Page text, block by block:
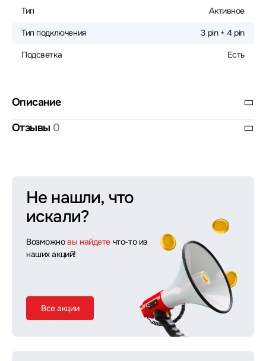
Тип Активное
Тип подключения 3 pin + 4 pin
Подсветка Есть
Описание
Отзывы 0
Не нашли, что
искали?
Возможно вы найдете что-то из
наших акций!
Все акции